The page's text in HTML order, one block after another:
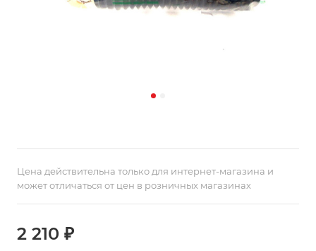
Цена действительна только для интернет-магазина и
может отличаться от цен в розничных магазинах
2 210 ₽